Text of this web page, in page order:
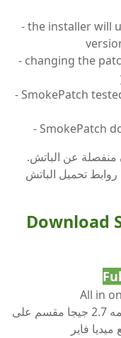
- the installer will
- changing the
- SmokePatch
- SmokePatch
.منفصلة عن الباتش
تحميل الباتش
Download
All in
حجمه 2.7 جيجا مقسم على
فاير